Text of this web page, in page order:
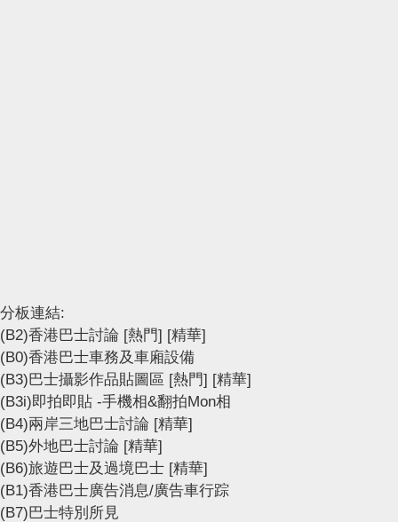
分板連結:
(B2)香港巴士討論 [熱門] [精華]
(B0)香港巴士車務及車廂設備
(B3)巴士攝影作品貼圖區 [熱門] [精華]
(B3i)即拍即貼 -手機相&翻拍Mon相
(B4)兩岸三地巴士討論 [精華]
(B5)外地巴士討論 [精華]
(B6)旅遊巴士及過境巴士 [精華]
(B1)香港巴士廣告消息/廣告車行踪
(B7)巴士特別所見